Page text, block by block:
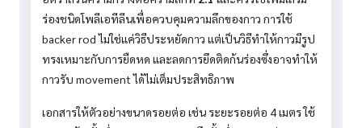
ร่องชนิดโพลีเอทีลีนเพื่อควบคุมความลึกของกาว การใช้
backer rod ไม่ใช่แค่วิธีประหยัดกาว แต่เป็นวิธีทำให้กาวมีรูป
ทรงเหมาะกับการยืดหด และลดการยึดติดก้นร่องซึ่งอาจทำให้
กาวรับ movement ได้ไม่เต็มประสิทธิภาพ
เอกสารให้ตัวอย่างขนาดรอยต่อ เช่น ระยะรอยต่อ 4 เมตร ใช้